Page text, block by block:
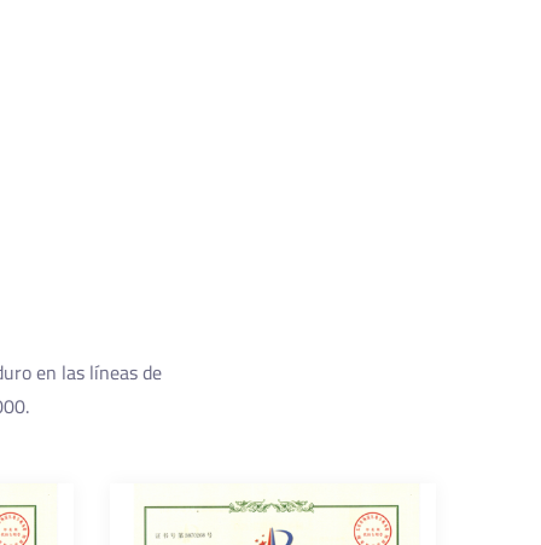
en las líneas de